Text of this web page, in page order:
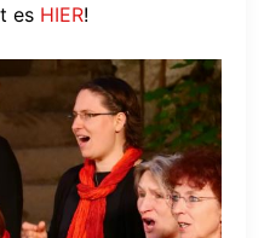
es HIER!